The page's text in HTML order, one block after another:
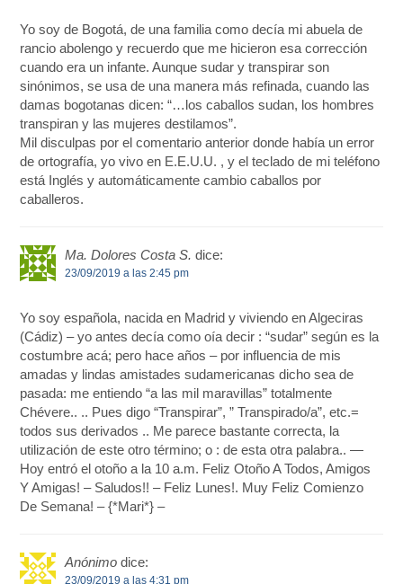
Yo soy de Bogotá, de una familia como decía mi abuela de
rancio abolengo y recuerdo que me hicieron esa corrección
cuando era un infante. Aunque sudar y transpirar son
sinónimos, se usa de una manera más refinada, cuando las
damas bogotanas dicen: “…los caballos sudan, los hombres
transpiran y las mujeres destilamos”.
Mil disculpas por el comentario anterior donde había un error
de ortografía, yo vivo en E.E.U.U. , y el teclado de mi teléfono
está Inglés y automáticamente cambio caballos por
caballeros.
Ma. Dolores Costa S. dice:
23/09/2019 a las 2:45 pm
Yo soy española, nacida en Madrid y viviendo en Algeciras
(Cádiz) – yo antes decía como oía decir : “sudar” según es la
costumbre acá; pero hace años – por influencia de mis
amadas y lindas amistades sudamericanas dicho sea de
pasada: me entiendo “a las mil maravillas” totalmente
Chévere.. .. Pues digo “Transpirar”, ” Transpirado/a”, etc.=
todos sus derivados .. Me parece bastante correcta, la
utilización de este otro término; o : de esta otra palabra.. —
Hoy entró el otoño a la 10 a.m. Feliz Otoño A Todos, Amigos
Y Amigas! – Saludos!! – Feliz Lunes!. Muy Feliz Comienzo
De Semana! – {*Mari*} –
Anónimo dice:
23/09/2019 a las 4:31 pm